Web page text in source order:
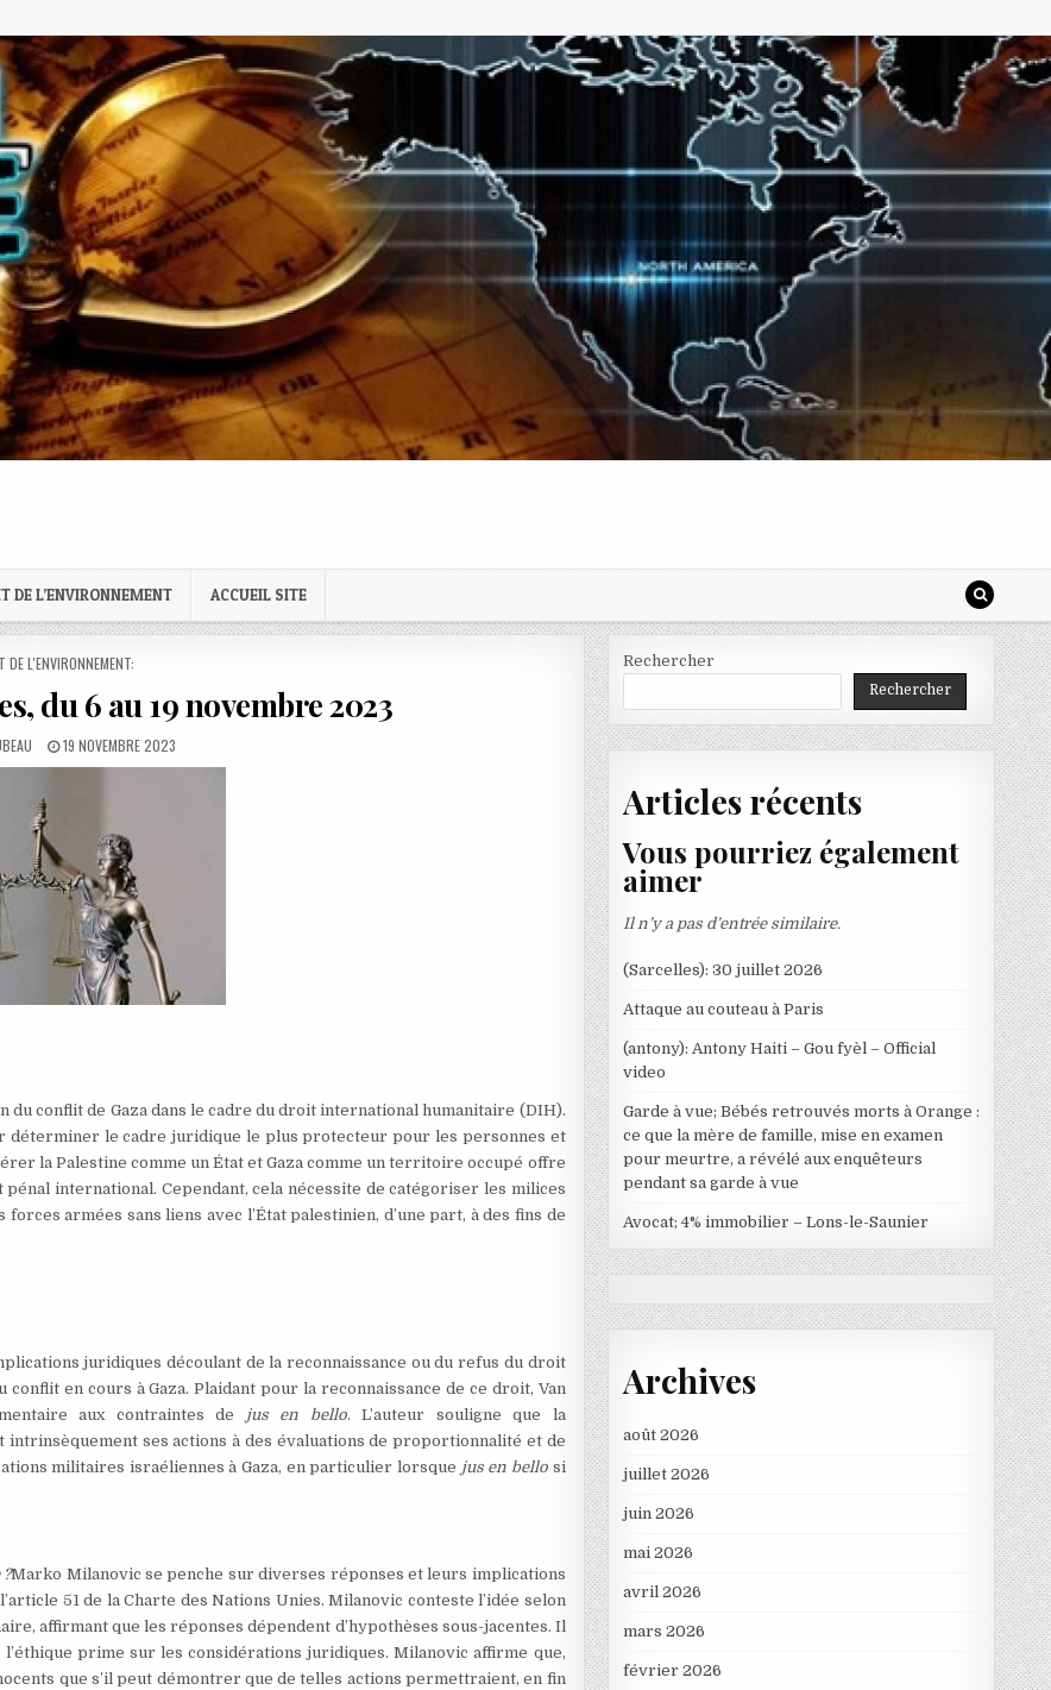
DE L’ENVIRONNEMENT ACCUEIL SITE
DE L'ENVIRONNEMENT:
du 6 au 19 novembre 2023
PUBLISHED
DATE:
19 NOVEMBRE 2023
conflit de Gaza dans le cadre du droit international humanitaire (DIH).
déterminer le cadre juridique le plus protecteur pour les personnes et
la Palestine comme un État et Gaza comme un territoire occupé offre
international. Cependant, cela nécessite de catégoriser les milices
armées sans liens avec l’État palestinien, d’une part, à des fins de
juridiques découlant de la reconnaissance ou du refus du droit
conflit en cours à Gaza. Plaidant pour la reconnaissance de ce droit, Van
aux contraintes de jus en bello. L’auteur souligne que la
intrinsèquement ses actions à des évaluations de proportionnalité et de
militaires israéliennes à Gaza, en particulier lorsque jus en bellosi
Marko Milanovic se penche sur diverses réponses et leurs implications
51 de la Charte des Nations Unies. Milanovic conteste l’idée selon
affirmant que les réponses dépendent d’hypothèses sous-jacentes. Il
prime sur les considérations juridiques. Milanovic affirme que,
que s’il peut démontrer que de telles actions permettraient, en fin
Rechercher
Rechercher
Articles récents
Vous pourriez également
aimer
Il n’y a pas d’entrée similaire.
(Sarcelles): 30 juillet 2026
Attaque au couteau à Paris
(antony): Antony Haiti – Gou fyèl – Official
video
Garde à vue; Bébés retrouvés morts à Orange :
ce que la mère de famille, mise en examen
pour meurtre, a révélé aux enquêteurs
pendant sa garde à vue
Avocat; 4% immobilier – Lons-le-Saunier
Archives
août 2026
juillet 2026
juin 2026
mai 2026
avril 2026
mars 2026
février 2026